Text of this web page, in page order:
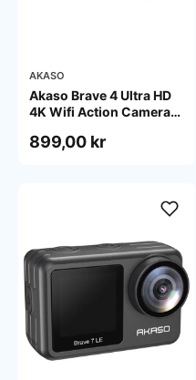
AKASO
Akaso Brave 4 Ultra HD
4K Wifi Action Camera
899,00 kr